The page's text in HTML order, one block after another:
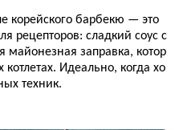
корейского барбекю — это
рецепторов: сладкий соус с
майонезная заправка, котор
Идеально, когда хо
техник.